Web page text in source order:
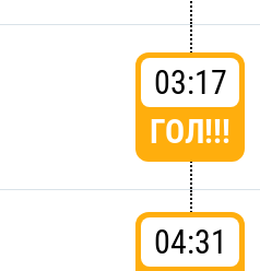
03:17
ГОЛ!!!
04:31